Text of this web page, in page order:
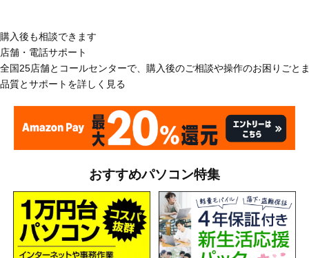
購入後も相談できます
店舗・電話サポート
全国25店舗とコールセンターで、購入後のご相談や操作のお困りごと
品質とサポートを詳しく見る
おすすめパソコン特集